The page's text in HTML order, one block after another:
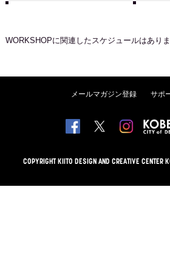
WORKSHOPに関連したスケジュールはあり
メールマガジン登録 サポ
COPYRIGHT KIITO DESIGN AND CREATIVE CENTER